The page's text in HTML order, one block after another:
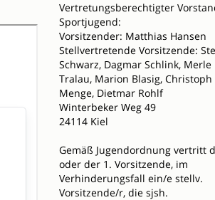
Vertretungsberechtigter
Sportjugend:
Vorsitzender: Matthias Hansen
Stellvertretende Vorsitzende:
Schwarz, Dagmar Schlink, Merle
Tralau, Marion Blasig, Christoph
Menge, Dietmar Rohlf
Winterbeker Weg 49
24114 Kiel
Gemäß Jugendordnung vertritt
oder der 1. Vorsitzende, im
Verhinderungsfall ein/e stellv.
Vorsitzende/r, die sjsh.